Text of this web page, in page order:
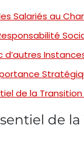
Salariés au
de la
de